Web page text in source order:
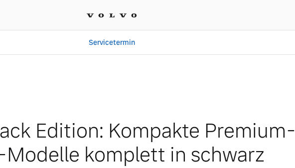
Servicetermin
Edition: Kompakte Premium-
Modelle komplett in schwarz